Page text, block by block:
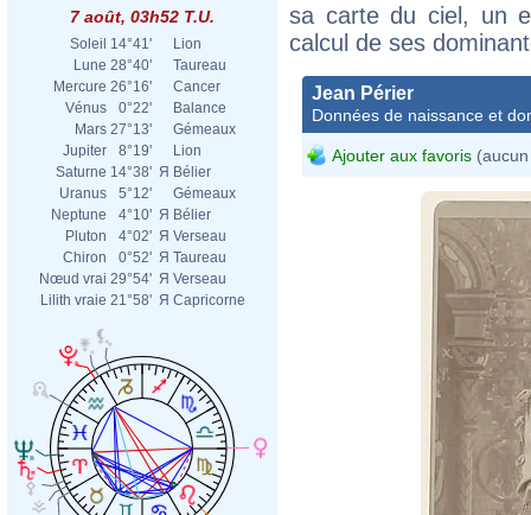
7 août, 03h52 T.U.
Soleil 14°41'
Lion
Lune 28°40'
Taureau
Mercure 26°16'
Cancer
Vénus
0°22'
Balance
Mars 27°13'
Gémeaux
Jupiter
8°19'
Lion
Saturne 14°38' Я Bélier
Uranus
5°12'
Gémeaux
Neptune
4°10' Я Bélier
Pluton
4°02' Я Verseau
Chiron
0°52' Я Taureau
Nœud vrai 29°54' Я Verseau
Lilith vraie 21°58' Я Capricorne
sa carte du ciel, un
calcul de ses
Jean Périer
Données de naissance et
Ajouter aux favoris